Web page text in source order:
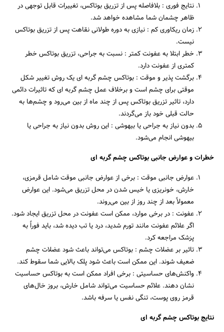
نتایج فوری : بلافاصله پس از تزریق بوتاکس، تغییرات قابل توجهی در
ظاهر چشمان شما مشاهده خواهد شد.
زمان ریکاوری کم : نیازی به دوره طولانی نقاهت پس از تزریق بوتاکس
نیست.
خطر ابتلا به عفونت کمتر : نسبت به جراحی، تزریق بوتاکس خطر
کمتری از عفونت دارد.
برگشت پذیر و موقت : بوتاکس چشم گربه ای یک روش تغییر شکل
موقتی برای چشم است و برخلاف عمل چشم گربه ای که تاثیرات دائمی
دارد، تاثیر تزریق بوتاکس پس از چند ماه از بین می‌رود و چشم‌ها به
حالت قبلی خود باز می‌گردند.
بدون نیاز به جراحی یا بیهوشی : این روش بدون نیاز به جراحی یا
بیهوشی انجام می‌شود.
خطرات و عوارض جانبی بوتاکس چشم گربه ای
عوارض جانبی موقت : برخی از عوارض جانبی موقت شامل قرمزی،
خارش، خونریزی یا خیس شدن در محل تزریق می‌شود. این عوارض
معمولاً بعد از چند روز از بین می‌روند.
عفونت : در برخی موارد، ممکن است عفونت در محل تزریق ایجاد شود.
اگر علائم عفونت مانند تورم شدید، درد یا تب دیده شد، باید فوراً به
پزشک مراجعه کرد.
تاثیر بر عضلات چشم : بوتاکس می‌تواند باعث شود عضلات چشم
ضعیف شوند. این ممکن است باعث شود پلک بالایی شما سقوط کند.
واکنش‌های حساسیتی : برخی افراد ممکن است به بوتاکس حساسیت
نشان دهند. علائم حساسیت می‌تواند شامل خارش، بروز خال‌های
قرمز روی پوست، تنگی نفس یا سرفه باشد.
نتایج بوتاکس چشم گربه ای